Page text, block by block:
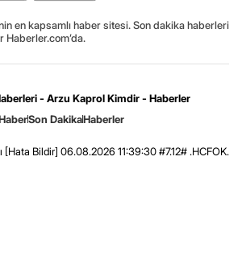
en kapsamlı haber sitesi. Son dakika haberleri
Haberler.com’da.
- Arzu Kaprol Kimdir - Haberler
Son DakikaHaberler
[Hata Bildir] 06.08.2026 11:39:30 #7.12# .HCFOK.